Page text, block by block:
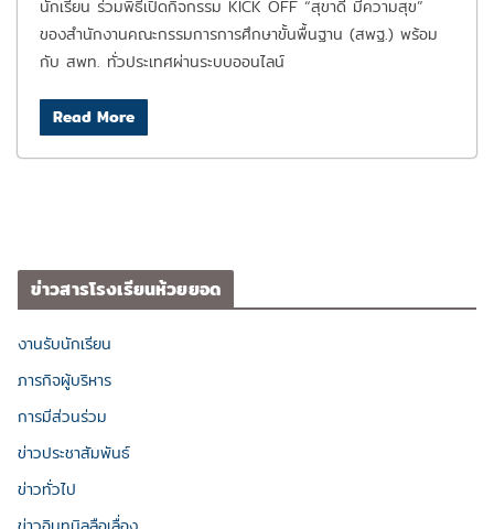
นักเรียน ร่วมพิธีเปิดกิจกรรม KICK OFF “สุขาดี มีความสุข”
ของสำนักงานคณะกรรมการการศึกษาขั้นพื้นฐาน (สพฐ.) พร้อม
กับ สพท. ทั่วประเทศผ่านระบบออนไลน์
Read More
ข่าวสารโรงเรียนห้วยยอด
งานรับนักเรียน
ภารกิจผู้บริหาร
การมีส่วนร่วม
ข่าวประชาสัมพันธ์
ข่าวทั่วไป